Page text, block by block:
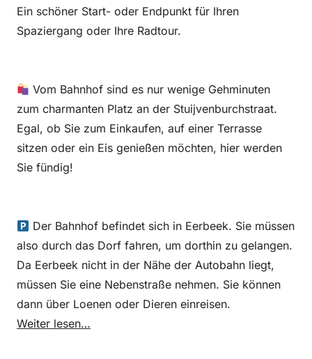
Ein schöner Start- oder Endpunkt für Ihren
Spaziergang oder Ihre Radtour.
Vom Bahnhof sind es nur wenige Gehminuten
zum charmanten Platz an der Stuijvenburchstraat.
Egal, ob Sie zum Einkaufen, auf einer Terrasse
sitzen oder ein Eis genießen möchten, hier werden
Sie fündig!
Der Bahnhof befindet sich in Eerbeek. Sie müssen
also durch das Dorf fahren, um dorthin zu gelangen.
Da Eerbeek nicht in der Nähe der Autobahn liegt,
müssen Sie eine Nebenstraße nehmen. Sie können
dann über Loenen oder Dieren einreisen.
Weiter lesen…